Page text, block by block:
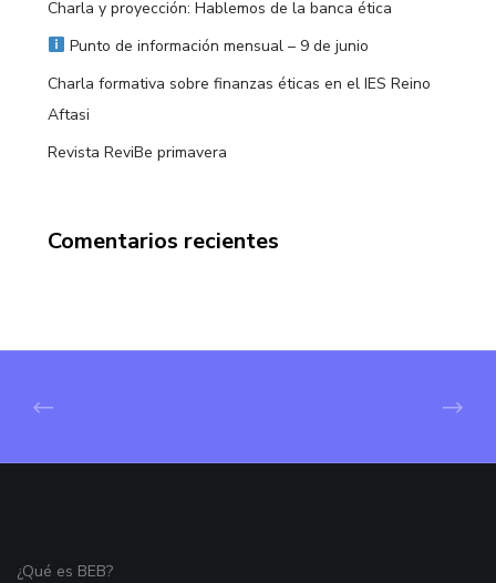
Charla y proyección: Hablemos de la banca ética
Punto de información mensual – 9 de junio
Charla formativa sobre finanzas éticas en el IES Reino
Aftasi
Revista ReviBe primavera
Comentarios recientes
¿Qué es BEB?